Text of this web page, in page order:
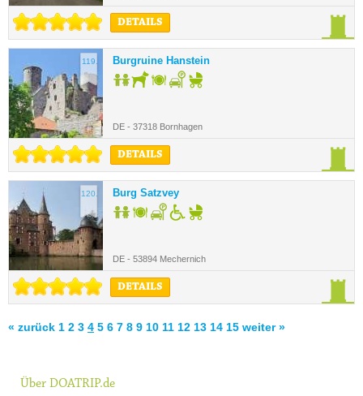
DETAILS
119. Burgruine Hanstein
DE - 37318 Bornhagen
DETAILS
120. Burg Satzvey
DE - 53894 Mechernich
DETAILS
« zurück 1 2 3 4 5 6 7 8 9 10 11 12 13 14 15 weiter »
Über DOATRIP.de